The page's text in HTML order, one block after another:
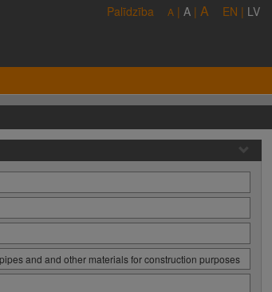
Palīdzība A | A | A EN | LV
and and other materials for construction purposes